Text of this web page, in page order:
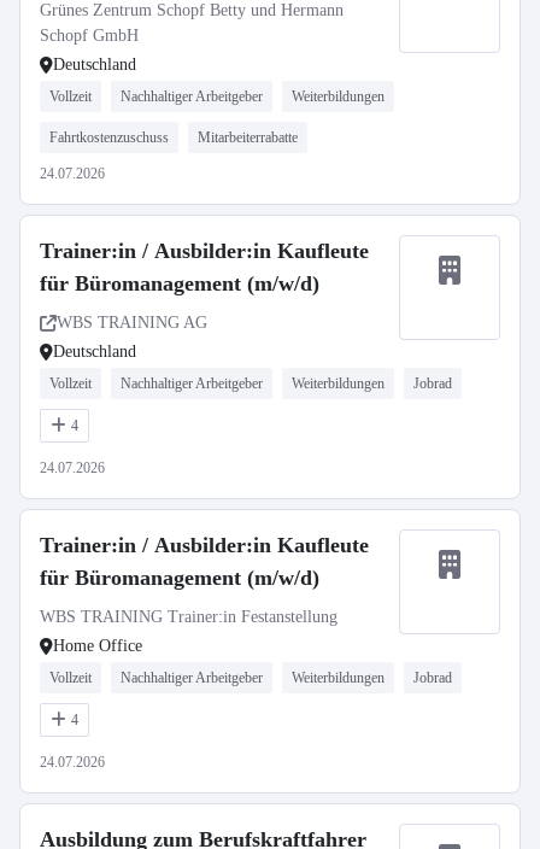
Grünes Zentrum Schopf Betty und Hermann
Schopf GmbH
Deutschland
Vollzeit Nachhaltiger Arbeitgeber Weiterbildungen
Fahrtkostenzuschuss Mitarbeiterrabatte
24.07.2026
Trainer:in / Ausbilder:in Kaufleute
für Büromanagement (m/w/d)
WBS TRAINING AG
Deutschland
Vollzeit Nachhaltiger Arbeitgeber Weiterbildungen Jobrad
4
24.07.2026
Trainer:in / Ausbilder:in Kaufleute
für Büromanagement (m/w/d)
WBS TRAINING Trainer:in Festanstellung
Home Office
Vollzeit Nachhaltiger Arbeitgeber Weiterbildungen Jobrad
4
24.07.2026
Ausbildung zum Berufskraftfahrer